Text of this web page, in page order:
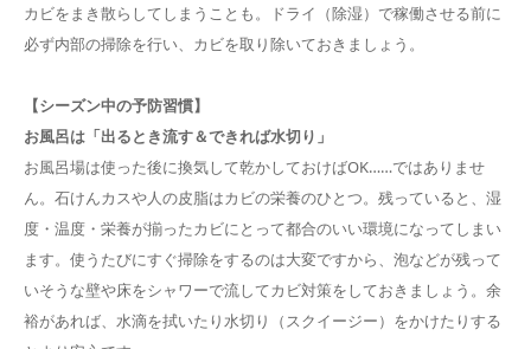
カビをまき散らしてしまうことも。ドライ（除湿）で稼働させる前に
必ず内部の掃除を行い、カビを取り除いておきましょう。
【シーズン中の予防習慣】
お風呂は「出るとき流す＆できれば水切り」
お風呂場は使った後に換気して乾かしておけばOK……ではありませ
ん。石けんカスや人の皮脂はカビの栄養のひとつ。残っていると、湿
度・温度・栄養が揃ったカビにとって都合のいい環境になってしまい
ます。使うたびにすぐ掃除をするのは大変ですから、泡などが残って
いそうな壁や床をシャワーで流してカビ対策をしておきましょう。余
裕があれば、水滴を拭いたり水切り（スクイージー）をかけたりする